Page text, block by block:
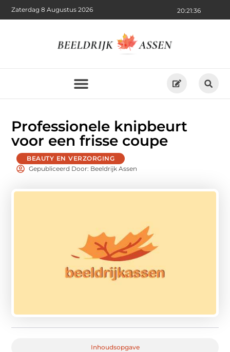
20:21:36
Zaterdag 8 Augustus 2026
Professionele knipbeurt
voor een frisse coupe
BEAUTY EN VERZORGING
Gepubliceerd Door: Beeldrijk Assen
Inhoudsopgave